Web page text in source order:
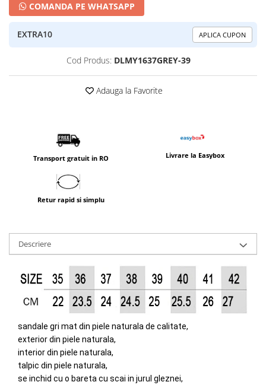
COMANDA PE WHATSAPP
EXTRA10 APLICA CUPON
Cod Produs: DLMY1637GREY-39
Adauga la Favorite
Transport gratuit in RO Livrare la Easybox
Retur rapid si simplu
Descriere
sandale gri mat din piele naturala de calitate,
exterior din piele naturala,
interior din piele naturala,
talpic din piele naturala,
se inchid cu o bareta cu scai in jurul gleznei,